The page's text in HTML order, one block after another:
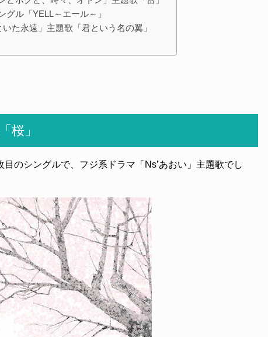
ル「YELL～エール～」
た永遠」主題歌「君という名の翼」
「桜」
のシングルで、フジ系ドラマ「Ns’あおい」主題歌でし